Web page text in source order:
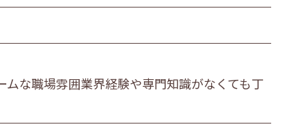
な職場雰囲業界経験や専門知識がなくても丁